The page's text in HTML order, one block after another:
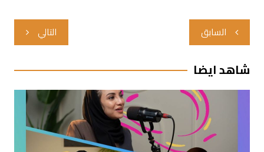
تصفّح
المقالات
السابق التالي
شاهد ايضا